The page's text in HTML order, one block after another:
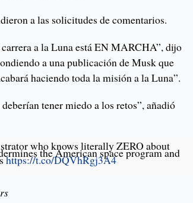
a las solicitudes de comentarios.
a la Luna está EN MARCHA”, dijo
a una publicación de Musk que
haciendo toda la misión a la Luna”.
tener miedo a los retos”, añadió
who knows literally ZERO about
the American space program and
https://t.co/DQVhRgj3A4